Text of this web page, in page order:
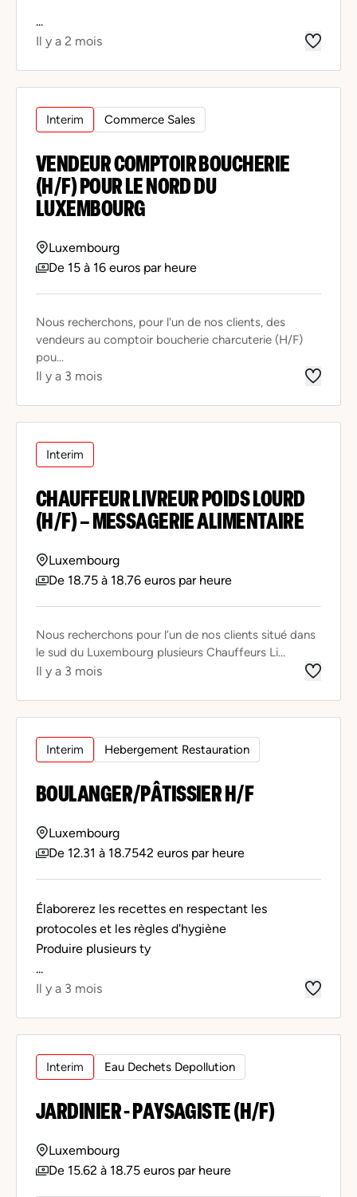
...
Il y a 2 mois
Interim Commerce Sales
VENDEUR COMPTOIR BOUCHERIE
(H/F) POUR LE NORD DU
LUXEMBOURG
Luxembourg
De 15 à 16 euros par heure
Nous recherchons, pour l'un de nos clients, des
vendeurs au comptoir boucherie charcuterie (H/F)
pou...
Il y a 3 mois
Interim
CHAUFFEUR LIVREUR POIDS LOURD
(H/F) – MESSAGERIE ALIMENTAIRE
Luxembourg
De 18.75 à 18.76 euros par heure
Nous recherchons pour l’un de nos clients situé dans
le sud du Luxembourg plusieurs Chauffeurs Li...
Il y a 3 mois
Interim Hebergement Restauration
BOULANGER/PÂTISSIER H/F
Luxembourg
De 12.31 à 18.7542 euros par heure
Élaborerez les recettes en respectant les
protocoles et les règles d'hygiène
Produire plusieurs ty
...
Il y a 3 mois
Interim Eau Dechets Depollution
JARDINIER - PAYSAGISTE (H/F)
Luxembourg
De 15.62 à 18.75 euros par heure